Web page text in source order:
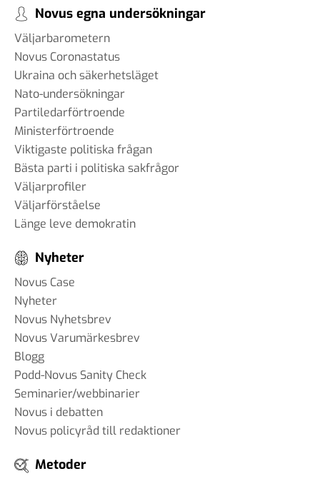
Novus egna undersökningar
Väljarbarometern
Novus Coronastatus
Ukraina och säkerhetsläget
Nato-undersökningar
Partiledarförtroende
Ministerförtroende
Viktigaste politiska frågan
Bästa parti i politiska sakfrågor
Väljarprofiler
Väljarförståelse
Länge leve demokratin
Nyheter
Novus Case
Nyheter
Novus Nyhetsbrev
Novus Varumärkesbrev
Blogg
Podd-Novus Sanity Check
Seminarier/webbinarier
Novus i debatten
Novus policyråd till redaktioner
Metoder